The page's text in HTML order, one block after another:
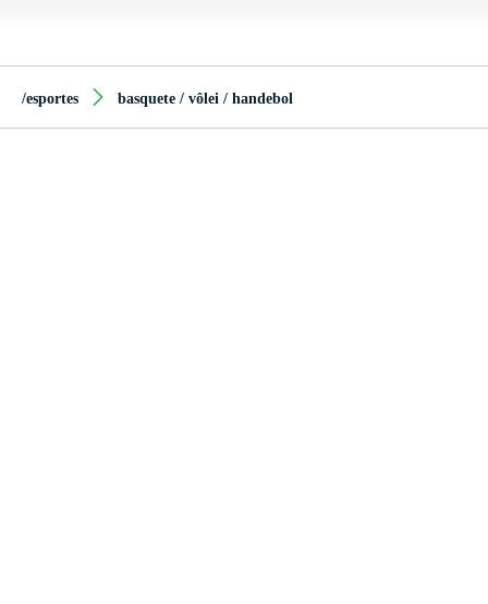
/esportes basquete / vôlei / handebol